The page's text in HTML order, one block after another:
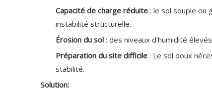
Capacité de charge réduite : le sol souple ou
instabilité structurelle.
Érosion du sol : des niveaux d'humidité
Préparation du site difficile : Le sol doux
stabilité.
Solution: